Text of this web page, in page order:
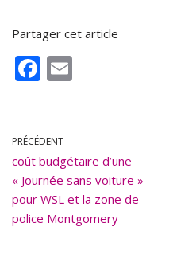
Partager cet article
F
b
o
o
k
PRÉCÉDENT
coût budgétaire d’une
« Journée sans voiture »
pour WSL et la zone de
police Montgomery